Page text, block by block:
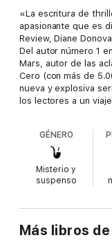
«La escritura de
apasionante que es
Review, Diane
Del autor número 1
Mars, autor de las
Cero (con más de
nueva y explosiva
los lectores a un
importante presa,
arqueológicos más
convocado para
demasiado tarde.
Jacob descubre que
con un suspense
octava novela de
GÉNERO
Misterio y
suspenso
Más libros